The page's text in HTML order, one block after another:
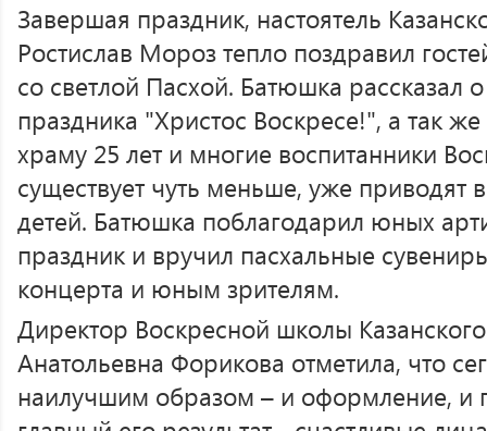
Завершая праздник, настоятель
Ростислав Мороз тепло поздравил
со светлой Пасхой. Батюшка рассказал
праздника "Христос Воскресе!", а так
храму 25 лет и многие воспитанники
существует чуть меньше, уже приводят
детей. Батюшка поблагодарил юных
праздник и вручил пасхальные
концерта и юным зрителям.
Директор Воскресной школы
Анатольевна Форикова отметила, что
наилучшим образом – и оформление, и